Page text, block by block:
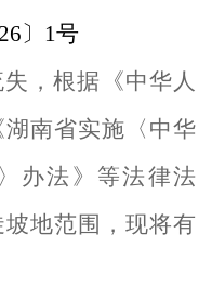
6〕 1号
，根据《中华人
湖南省实施〈中华
办法》等法律法
地范围，现将有